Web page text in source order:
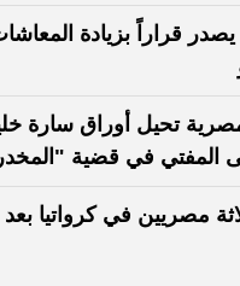
المفتي في قضية
مصريين في كرواتيا بعد